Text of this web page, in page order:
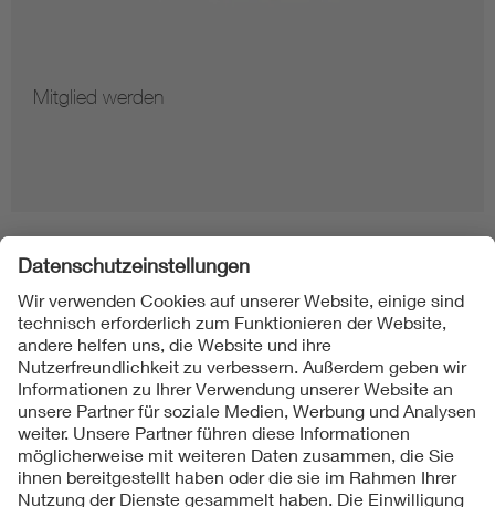
Mitglied werden
Folgen Sie uns